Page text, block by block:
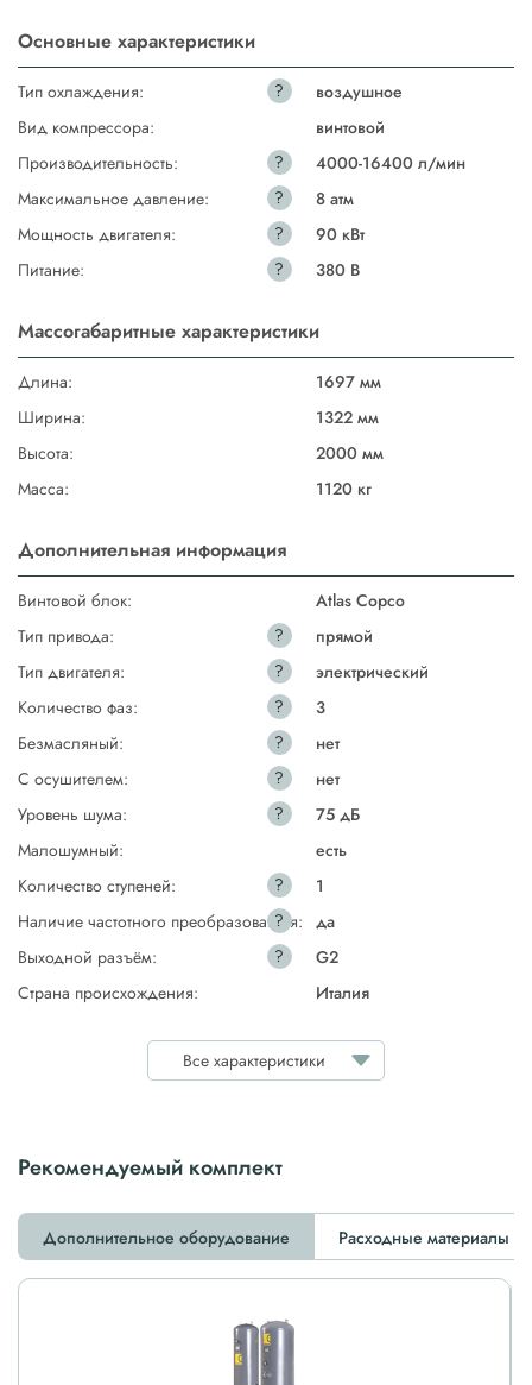
Основные характеристики
Тип охлаждения: ?
воздушное
Вид компрессора:
винтовой
Производительность:
?
4000-16400 л/мин
Максимальное давление:
?
8 атм
Мощность двигателя:
?
90 кВт
Питание:
? 380 В
Массогабаритные характеристики
Длина:
1697 мм
Ширина:
1322 мм
Высота:
2000 мм
Масса:
1120 кг
Дополнительная информация
Винтовой блок:
Atlas Copco
Тип привода:
?
прямой
Тип двигателя:
?
электрический
Количество фаз:
?
3
Безмасляный:
?
нет
С осушителем:
?
нет
Уровень шума:
?
75 дБ
Малошумный:
есть
Количество ступеней:
?
1
Наличие частотного преобразователя:
?
да
Выходной разъём:
?
G2
Страна происхождения:
Италия
Все характеристики
Рекомендуемый комплект
Дополнительное оборудование Расходные материалы